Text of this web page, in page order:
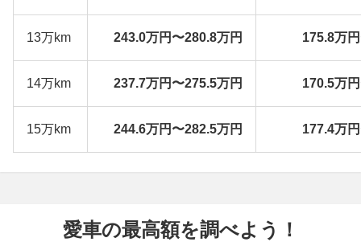
13万km 243.0万円〜280.8万円 175.8万
14万km 237.7万円〜275.5万円 170.5万
15万km 244.6万円〜282.5万円 177.4万
愛車の最高額を調べよう！